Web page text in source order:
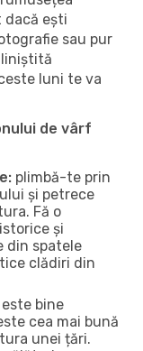
dacă ești
sau pur
liniștită
luni te va
de vârf
plimbă-te prin
și petrece
Fă o
și
din spatele
clădiri din
este bine
cea mai bună
unei țări.